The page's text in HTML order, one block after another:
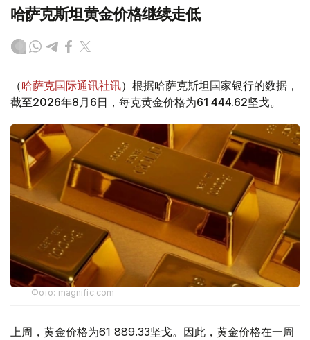
哈萨克斯坦黄金价格继续走低
（哈萨克国际通讯社讯）根据哈萨克斯坦国家银行的数据，
截至2026年8月6日，每克黄金价格为61 444.62坚戈。
Фото: magnific.com
上周，黄金价格为61 889.33坚戈。因此，黄金价格在一周